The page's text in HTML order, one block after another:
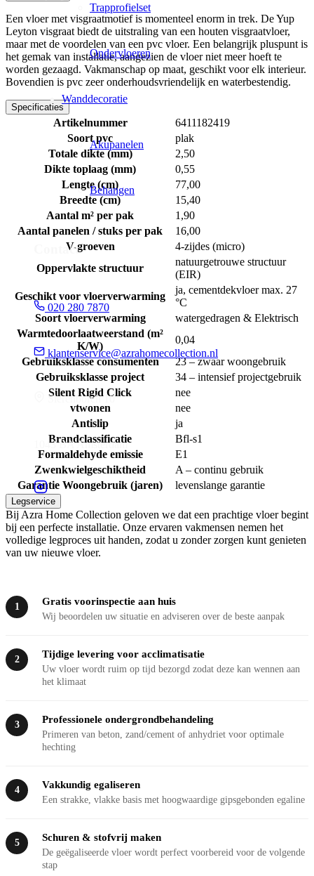
Trapprofielset
Ondervloeren
Wanddecoratie
Akupanelen
Behangen
Contact
020 280 7870
klantenservice@azrahomecollection.nl
Sierenborch 10
1043 BA Amsterdam
Een vloer met visgraatmotief is momenteel enorm in trek. De Yup
Leyton visgraat biedt de uitstraling van een houten visgraatvloer,
maar met de voordelen van een pvc vloer. Een belangrijk pluspunt is
het gemak van installatie, aangezien de vloer niet meer hoeft te
worden gezaagd. Vakmanschap op maat, geschikt voor elk interieur.
Bovendien is pvc zeer onderhoudsvriendelijk en waterbestendig.
Specificaties
Artikelnummer
6411182419
Soort pvc
plak
Totale dikte (mm)
2,50
Dikte toplaag (mm)
0,55
Lengte (cm)
77,00
Breedte (cm)
15,40
Aantal m² per pak
1,90
Aantal panelen / stuks per pak
16,00
V-groeven
4-zijdes (micro)
Oppervlakte structuur
natuurgetrouwe structuur
(EIR)
Geschikt voor vloerverwarming
ja, cementdekvloer max. 27
°C
Soort vloerverwarming
watergedragen & Elektrisch
Warmtedoorlaatweerstand (m²
K/W)
0,04
Gebruiksklasse consumenten
23 – zwaar woongebruik
Gebruiksklasse project
34 – intensief projectgebruik
Silent Rigid Click
nee
vtwonen
nee
Antislip
ja
Brandclassificatie
Bfl-s1
Formaldehyde emissie
E1
Zwenkwielgeschiktheid
A – continu gebruik
Garantie Woongebruik (jaren)
levenslange garantie
Legservice
Bij Azra Home Collection geloven we dat een prachtige vloer begint
bij een perfecte installatie. Onze ervaren vakmensen nemen het
volledige legproces uit handen, zodat u zonder zorgen kunt genieten
van uw nieuwe vloer.
1 Gratis voorinspectie aan huis
Wij beoordelen uw situatie en adviseren over de beste aanpak
2 Tijdige levering voor acclimatisatie
Uw vloer wordt ruim op tijd bezorgd zodat deze kan wennen aan
het klimaat
3 Professionele ondergrondbehandeling
Primeren van beton, zand/cement of anhydriet voor optimale
hechting
4 Vakkundig egaliseren
Een strakke, vlakke basis met hoogwaardige gipsgebonden egaline
5 Schuren & stofvrij maken
De geëgaliseerde vloer wordt perfect voorbereid voor de volgende
stap